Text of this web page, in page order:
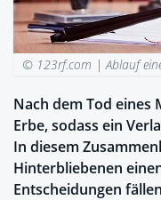
© 123rf.com |Ablauf
Nach dem Tod eines
Erbe, sodass ein
In diesem
Hinterbliebenen
Entscheidungen